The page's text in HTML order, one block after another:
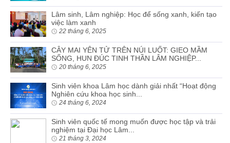
Lâm sinh, Lâm nghiệp: Học để sống xanh, kiến tạo
việc làm xanh
22 tháng 6, 2025
CÂY MAI YÊN TỬ TRÊN NÚI LUỐT: GIEO MẦM
SỐNG, HUN ĐÚC TINH THẦN LÂM NGHIỆP...
20 tháng 6, 2025
Sinh viên khoa Lâm học dành giải nhất “Hoạt động
Nghiên cứu khoa học sinh...
24 tháng 6, 2024
Sinh viên quốc tế mong muốn được học tập và trải
nghiệm tại Đại học Lâm...
21 tháng 3, 2024